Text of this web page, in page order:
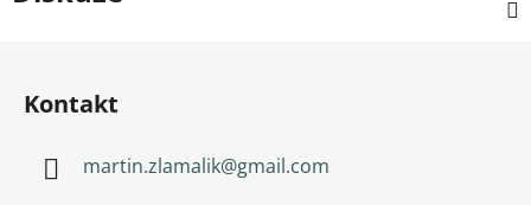
Kontakt
martin.zlamalik@gmail.com